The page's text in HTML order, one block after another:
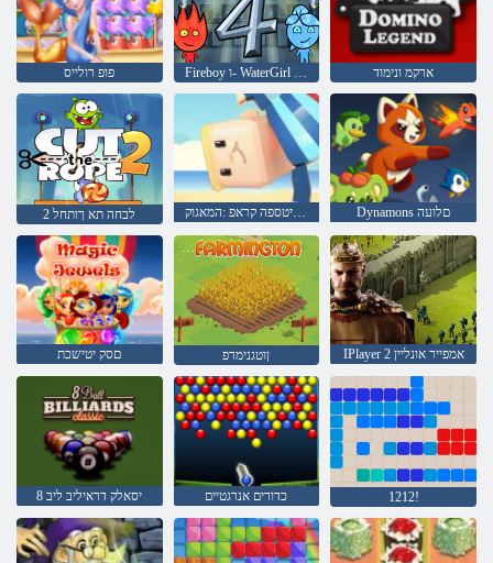
פופ רולייס Fireboy ו- WaterGirl 4: Temple Crystal ארקמ ונימוד
2 לבחה תא ךותחל םילביטספה קראפ :המאגוק Dynamons םלועה
םסק יטישכת ןוטגנימרפ IPlayer אמפייר אונליין 2
יסאלק דראיליב ליב 8 כדורים אנרגטיים 1212!